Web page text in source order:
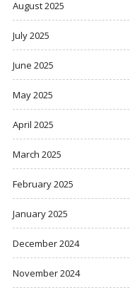
August 2025
July 2025
June 2025
May 2025
April 2025
March 2025
February 2025
January 2025
December 2024
November 2024